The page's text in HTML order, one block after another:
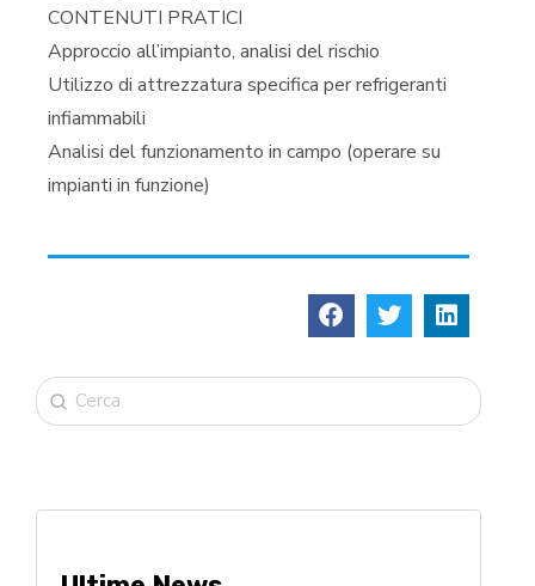
CONTENUTI PRATICI
Approccio all’impianto, analisi del rischio
Utilizzo di attrezzatura specifica per refrigeranti
infiammabili
Analisi del funzionamento in campo (operare su
impianti in funzione)